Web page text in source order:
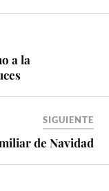
a la
SIGUIENTE
de Navidad